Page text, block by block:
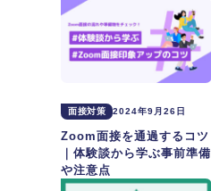
面接対策 2024年9月26日
Zoom面接を通過するコツ
｜体験談から学ぶ事前準備
や注意点